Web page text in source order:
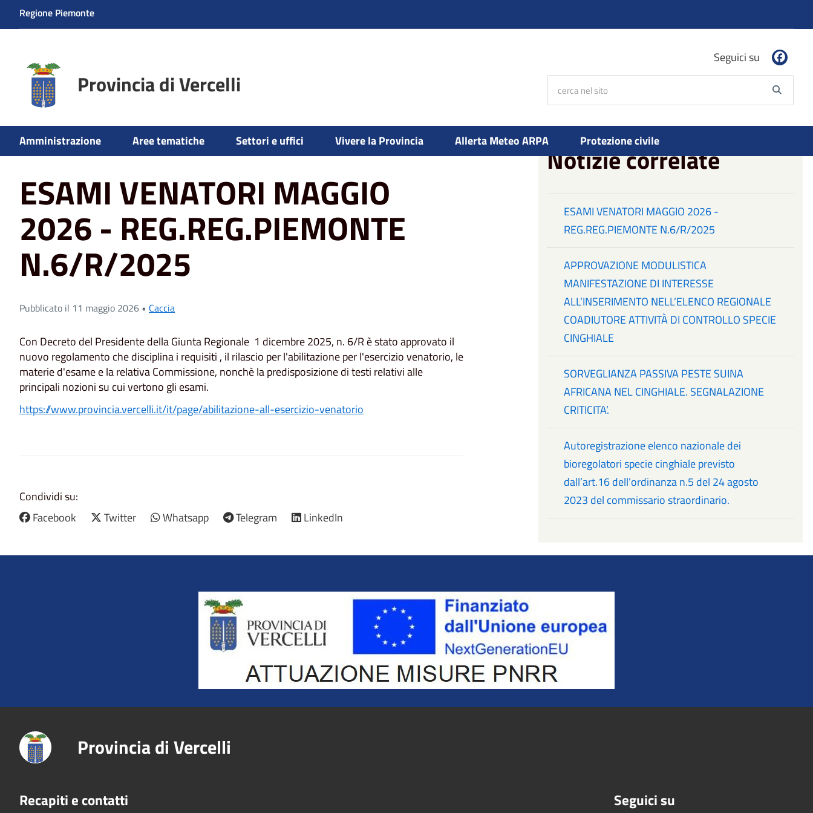
Regione Piemonte
Provincia di Vercelli
Seguici su
Amministrazione Aree tematiche Settori e uffici Vivere la Provincia Allerta Meteo ARPA Protezione civile
Home News ESAMI VENATORI MAGGIO 2026 - REG.REG.PIEMONTE N.6/R/2025
ESAMI VENATORI MAGGIO
2026 - REG.REG.PIEMONTE
N.6/R/2025
Pubblicato il 11 maggio 2026 • Caccia
Con Decreto del Presidente della Giunta Regionale 1 dicembre 2025, n. 6/R è stato approvato il
nuovo regolamento che disciplina i requisiti , il rilascio per l'abilitazione per l'esercizio venatorio, le
materie d'esame e la relativa Commissione, nonchè la predisposizione di testi relativi alle
principali nozioni su cui vertono gli esami.
https://www.provincia.vercelli.it/it/page/abilitazione-all-esercizio-venatorio
Condividi su:
Facebook
Twitter Whatsapp Telegram LinkedIn
Notizie correlate
ESAMI VENATORI MAGGIO 2026 -
REG.REG.PIEMONTE N.6/R/2025
APPROVAZIONE MODULISTICA
MANIFESTAZIONE DI INTERESSE
ALL’INSERIMENTO NELL’ELENCO REGIONALE
COADIUTORE ATTIVITÀ DI CONTROLLO SPECIE
CINGHIALE
SORVEGLIANZA PASSIVA PESTE SUINA
AFRICANA NEL CINGHIALE. SEGNALAZIONE
CRITICITA’.
Autoregistrazione elenco nazionale dei
bioregolatori specie cinghiale previsto
dall’art.16 dell’ordinanza n.5 del 24 agosto
2023 del commissario straordinario.
Title
Provincia di Vercelli
Recapiti e contatti Seguici su